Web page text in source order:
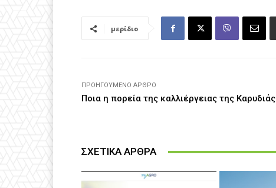
μερίδιο
ΠΡΟΗΓΟΎΜΕΝΟ ΆΡΘΡΟ
Ποια η πορεία της καλλιέργειας της Καρυδιάς
ΣΧΕΤΙΚΑ ΑΡΘΡΑ